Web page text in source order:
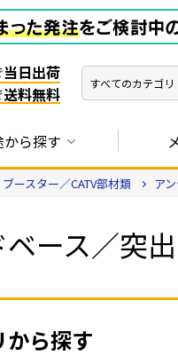
当日出荷
送料無料
ら探す
ースター／CATV部材類 ア
ース／突
から探す